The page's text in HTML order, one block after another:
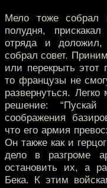
Мело тоже собрал
полудня,
отряда и
собрал совет.
или перекрыть этот
то французы не
развернуться.
решение:
соображения
что его армия
Он также как и
дело в разгроме
остановить их, а
Бека. К этим